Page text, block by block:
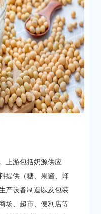
上游包括奶源供应
提供（糖、果酱、蜂
产设备制造以及包装
场、超市、便利店等